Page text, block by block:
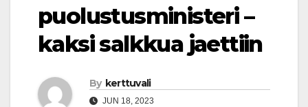
puolustusministeri –
kaksi salkkua jaettiin
By kerttuvali
JUN 18, 2023